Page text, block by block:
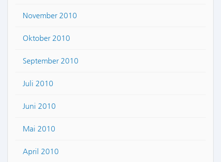
November 2010
Oktober 2010
September 2010
Juli 2010
Juni 2010
Mai 2010
April 2010